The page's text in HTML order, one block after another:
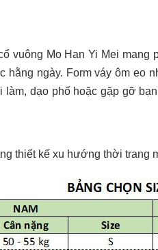
vuông Mo Han Yi Mei
hằng ngày. Form váy ôm eo
làm, dạo phố hoặc gặp gỡ
thiết kế xu hướng thời trang